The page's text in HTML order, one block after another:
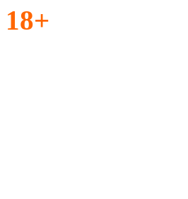
18+